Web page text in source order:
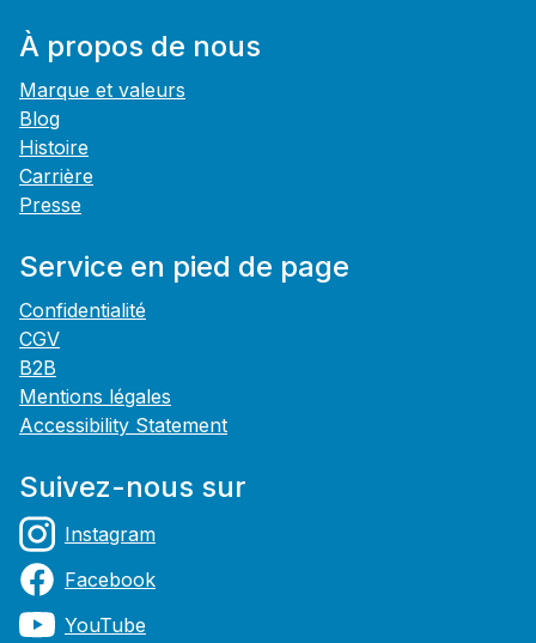
À propos de nous
Marque et valeurs
Blog
Histoire
Carrière
Presse
Service en pied de page
Confidentialité
CGV
B2B
Mentions légales
Accessibility Statement
Suivez-nous sur
Instagram
Facebook
YouTube